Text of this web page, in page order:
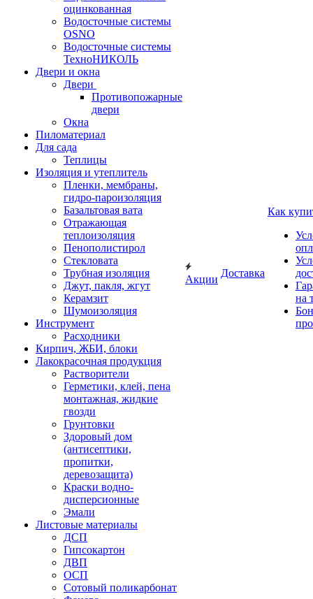
оцинкованная
Водосточные системы
OSNO
Водосточные системы
ТехноНИКОЛЬ
Двери и окна
Двери
Противопожарные
двери
Окна
Пиломатериал
Для сада
Теплицы
Изоляция и утеплитель
Пленки, мембраны,
гидро-пароизоляция
Базальтовая вата
Отражающая
теплоизоляция
Пенополистирол
Стекловата
Трубная изоляция
Джут, пакля, жгут
Керамзит
Шумоизоляция
Инструмент
Расходники
Кирпич, ЖБИ, блоки
Лакокрасочная продукция
Растворители
Герметики, клей, пена
монтажная, жидкие
гвозди
Грунтовки
Здоровый дом
(антисептики,
пропитки,
деревозащита)
Краски водно-
дисперсионные
Эмали
Листовые материалы
ДСП
Гипсокартон
ДВП
ОСП
Сотовый поликарбонат
Акции
Доставка
Как
на